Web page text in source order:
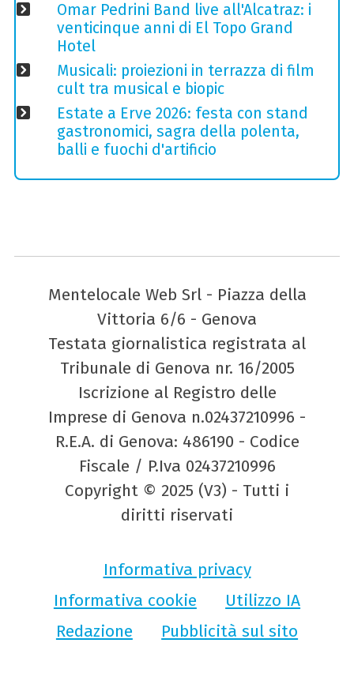
Omar Pedrini Band live all'Alcatraz: i
venticinque anni di El Topo Grand
Hotel
Musicali: proiezioni in terrazza di film
cult tra musical e biopic
Estate a Erve 2026: festa con stand
gastronomici, sagra della polenta,
balli e fuochi d'artificio
Mentelocale Web Srl - Piazza della
Vittoria 6/6 - Genova
Testata giornalistica registrata al
Tribunale di Genova nr. 16/2005
Iscrizione al Registro delle
Imprese di Genova n.02437210996 -
R.E.A. di Genova: 486190 - Codice
Fiscale / P.Iva 02437210996
Copyright © 2025 (V3) - Tutti i
diritti riservati
Informativa privacy
Informativa cookie
Utilizzo IA
Redazione
Pubblicità sul sito